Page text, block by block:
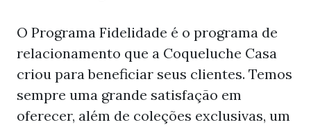
O Programa Fidelidade é o programa de
relacionamento que a Coqueluche Casa
criou para beneficiar seus clientes. Temos
sempre uma grande satisfação em
oferecer, além de coleções exclusivas, um